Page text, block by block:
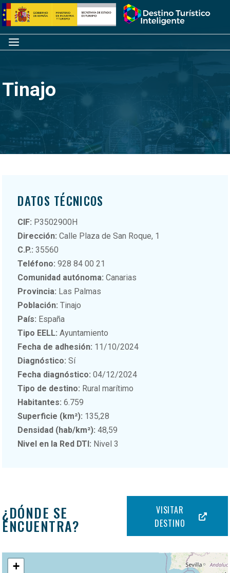
Saltar
al
contenido
Inicio
Menú
Tinajo
DATOS TÉCNICOS
CIF: P3502900H
Dirección: Calle Plaza de San Roque, 1
C.P.: 35560
Teléfono: 928 84 00 21
Comunidad autónoma: Canarias
Provincia: Las Palmas
Población: Tinajo
País: España
Tipo EELL: Ayuntamiento
Fecha de adhesión: 11/10/2024
Diagnóstico: Sí
Fecha diagnóstico: 04/12/2024
Tipo de destino: Rural marítimo
Habitantes: 6.759
Superficie (km²): 135,28
Densidad (hab/km²): 48,59
Nivel en la Red DTI: Nivel 3
¿DÓNDE SE
ENCUENTRA?
VISITAR
DESTINO
+